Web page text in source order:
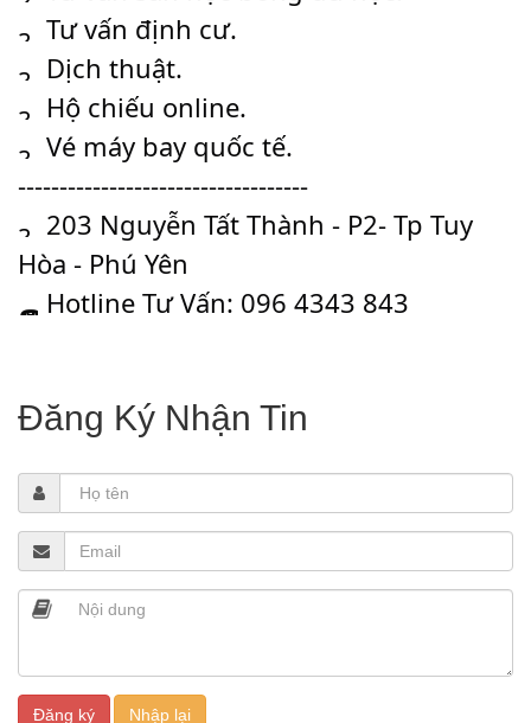
Tư vấn định cư.
Dịch thuật.
Hộ chiếu online.
Vé máy bay quốc tế.
-----------------------------------
203 Nguyễn Tất Thành - P2- Tp Tuy
Hòa - Phú Yên
Hotline Tư Vấn: 096 4343 843
Đăng Ký Nhận Tin